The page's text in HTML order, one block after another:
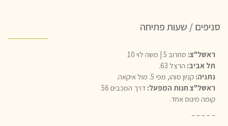
סניפים / שעות פתיחה
ראשל"צ: סחרוב 5 | משה לוי 10
תל אביב: הרצל 63.
נתניה: קניון סוהו, מפי 5. מול איקאה.
ראשל"צ חנות המפעל: דרך המכבים 56
קומה מינוס אחד.
– – – – –